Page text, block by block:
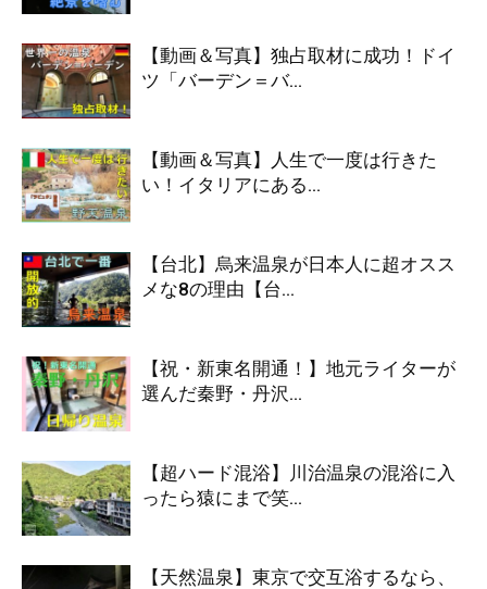
【動画＆写真】独占取材に成功！ドイ
ツ「バーデン＝バ...
【動画＆写真】人生で一度は行きた
い！イタリアにある...
【台北】烏来温泉が日本人に超オスス
メな8の理由【台...
【祝・新東名開通！】地元ライターが
選んだ秦野・丹沢...
【超ハード混浴】川治温泉の混浴に入
ったら猿にまで笑...
【天然温泉】東京で交互浴するなら、